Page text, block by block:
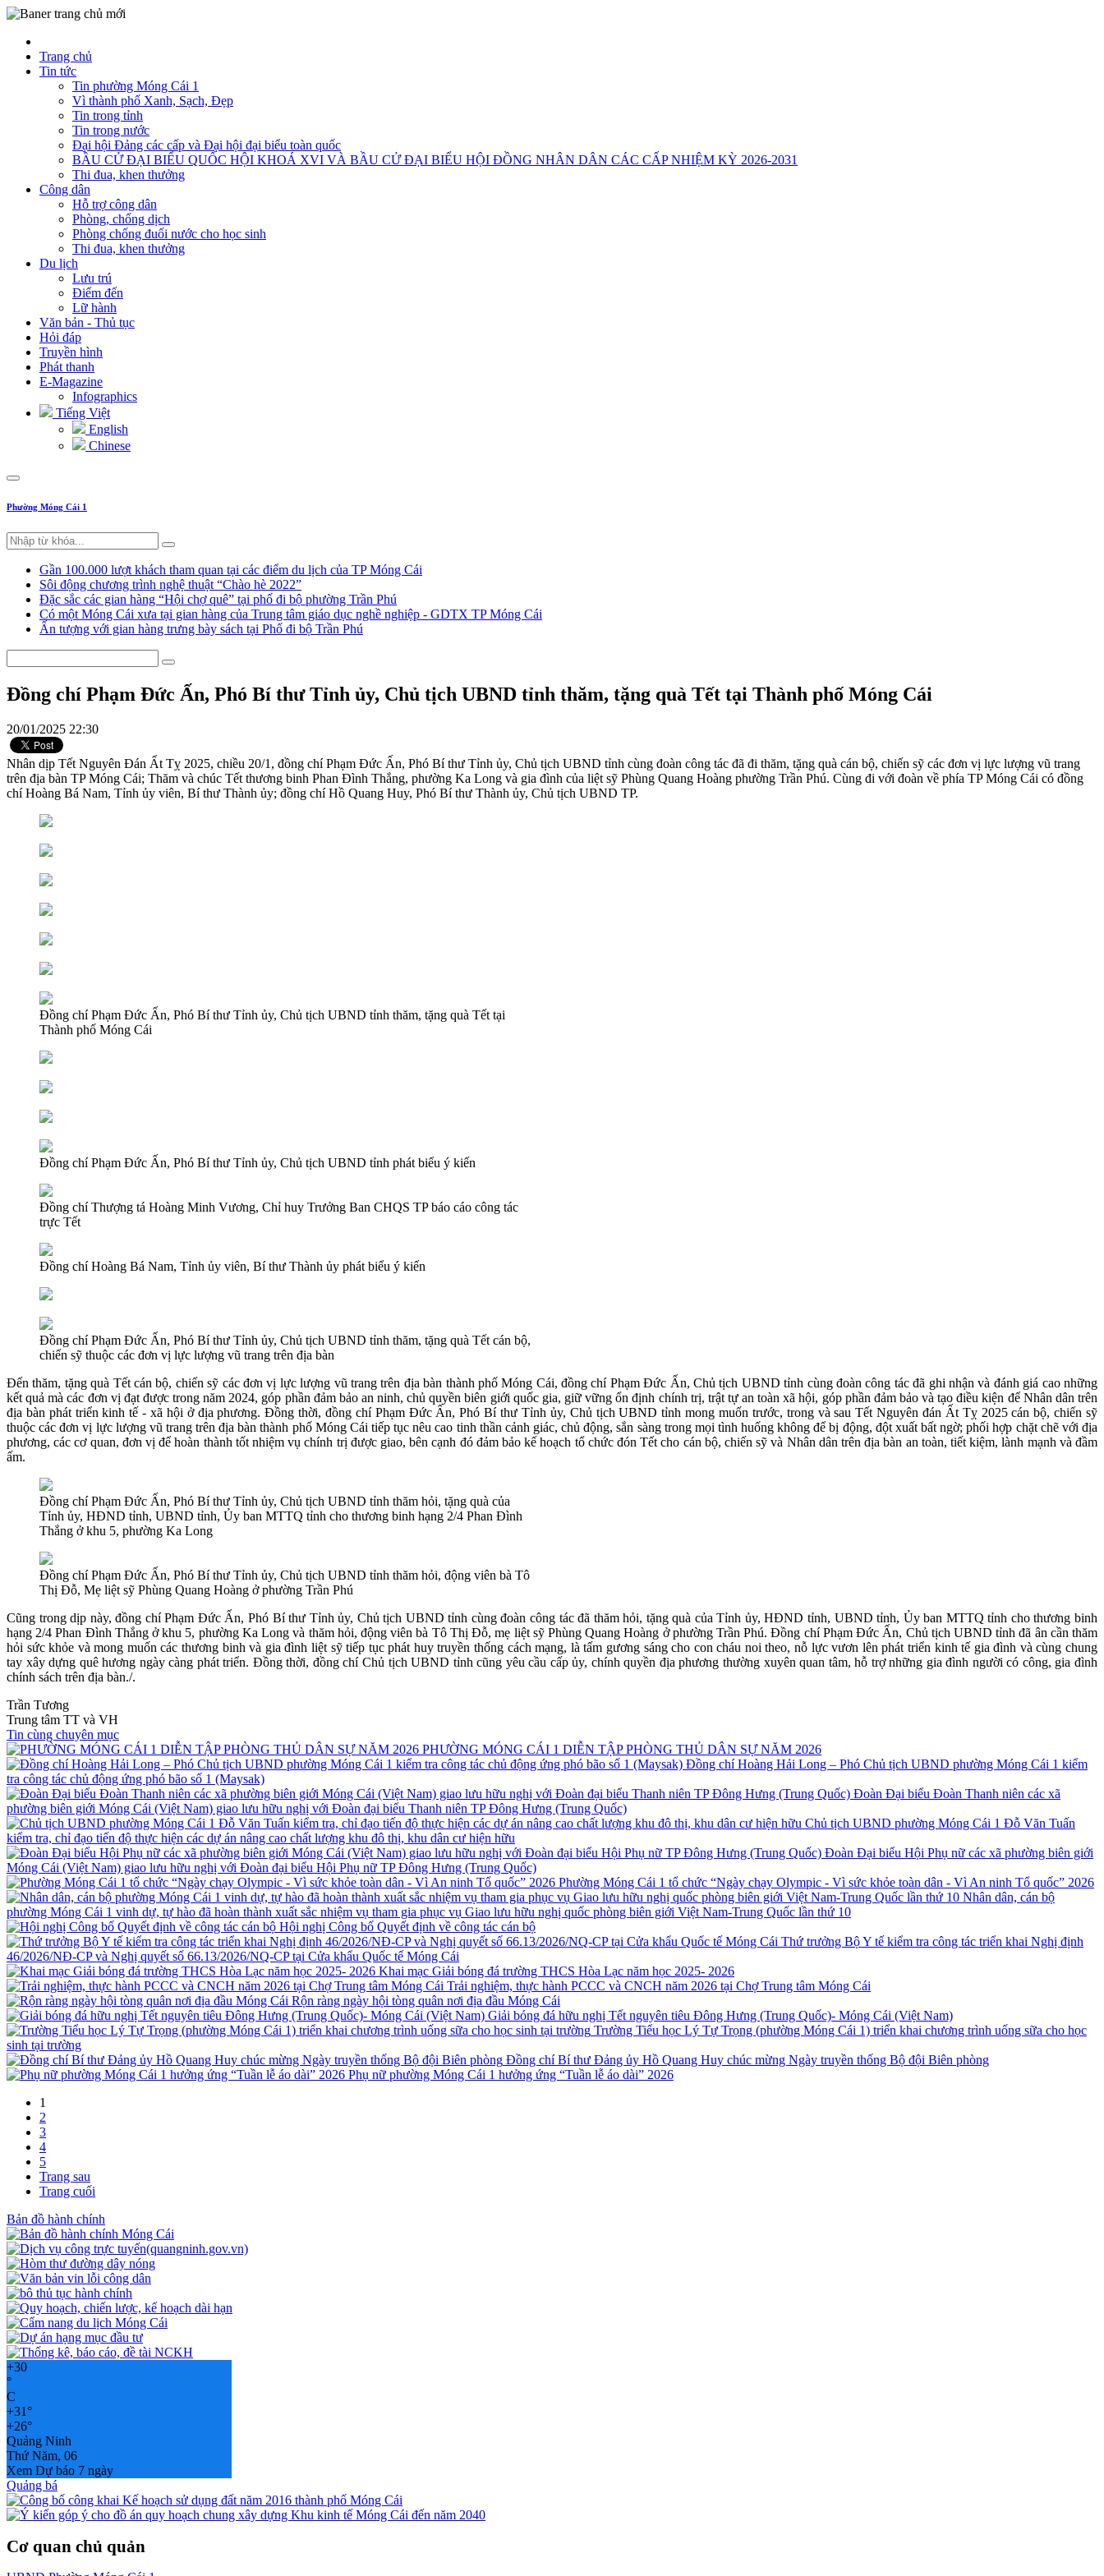
Trang chủ
Tin tức
Tin phường Móng Cái 1
Vì thành phố Xanh, Sạch, Đẹp
Tin trong tỉnh
Tin trong nước
Đại hội Đảng các cấp và Đại hội đại biểu toàn quốc
BẦU CỬ ĐẠI BIỂU QUỐC HỘI KHOÁ XVI VÀ BẦU CỬ ĐẠI BIỂU HỘI ĐỒNG NHÂN DÂN CÁC CẤP NHIỆM KỲ 2026-2031
Thi đua, khen thưởng
Công dân
Hỗ trợ công dân
Phòng, chống dịch
Phòng chống đuối nước cho học sinh
Thi đua, khen thưởng
Du lịch
Lưu trú
Điểm đến
Lữ hành
Văn bản - Thủ tục
Hỏi đáp
Truyền hình
Phát thanh
E-Magazine
Infographics
Tiếng Việt
English
Chinese
Phường Móng Cái 1
Gần 100.000 lượt khách tham quan tại các điểm du lịch của TP Móng Cái
Sôi động chương trình nghệ thuật “Chào hè 2022”
Đặc sắc các gian hàng “Hội chợ quê” tại phố đi bộ phường Trần Phú
Có một Móng Cái xưa tại gian hàng của Trung tâm giáo dục nghề nghiệp - GDTX TP Móng Cái
Ấn tượng với gian hàng trưng bày sách tại Phố đi bộ Trần Phú
Đồng chí Phạm Đức Ấn, Phó Bí thư Tỉnh ủy, Chủ tịch UBND tỉnh thăm, tặng quà Tết tại Thành phố Móng Cái
20/01/2025 22:30
Nhân dịp Tết Nguyên Đán Ất Tỵ 2025, chiều 20/1, đồng chí Phạm Đức Ấn, Phó Bí thư Tỉnh ủy, Chủ tịch UBND tỉnh cùng đoàn công tác đã đi thăm, tặng quà cán bộ, chiến sỹ các đơn vị lực lượng vũ trang
trên địa bàn TP Móng Cái; Thăm và chúc Tết thương binh Phan Đình Thắng, phường Ka Long và gia đình của liệt sỹ Phùng Quang Hoàng phường Trần Phú. Cùng đi với đoàn về phía TP Móng Cái có đồng
chí Hoàng Bá Nam, Tỉnh ủy viên, Bí thư Thành ủy; đồng chí Hồ Quang Huy, Phó Bí thư Thành ủy, Chủ tịch UBND TP.
Đồng chí Phạm Đức Ấn, Phó Bí thư Tỉnh ủy, Chủ tịch UBND tỉnh thăm, tặng quà Tết tại
Thành phố Móng Cái
Đồng chí Phạm Đức Ấn, Phó Bí thư Tỉnh ủy, Chủ tịch UBND tỉnh phát biểu ý kiến
Đồng chí Thượng tá Hoàng Minh Vương, Chỉ huy Trưởng Ban CHQS TP báo cáo công tác
trực Tết
Đồng chí Hoàng Bá Nam, Tỉnh ủy viên, Bí thư Thành ủy phát biểu ý kiến
Đồng chí Phạm Đức Ấn, Phó Bí thư Tỉnh ủy, Chủ tịch UBND tỉnh thăm, tặng quà Tết cán bộ,
chiến sỹ thuộc các đơn vị lực lượng vũ trang trên địa bàn
Đến thăm, tặng quà Tết cán bộ, chiến sỹ các đơn vị lực lượng vũ trang trên địa bàn thành phố Móng Cái, đồng chí Phạm Đức Ấn, Chủ tịch UBND tỉnh cùng đoàn công tác đã ghi nhận và đánh giá cao những
kết quả mà các đơn vị đạt được trong năm 2024, góp phần đảm bảo an ninh, chủ quyền biên giới quốc gia, giữ vững ổn định chính trị, trật tự an toàn xã hội, góp phần đảm bảo và tạo điều kiện để Nhân dân trên
địa bàn phát triển kinh tế - xã hội ở địa phương. Đồng thời, đồng chí Phạm Đức Ấn, Phó Bí thư Tỉnh ủy, Chủ tịch UBND tỉnh mong muốn trước, trong và sau Tết Nguyên đán Ất Tỵ 2025 cán bộ, chiến sỹ
thuộc các đơn vị lực lượng vũ trang trên địa bàn thành phố Móng Cái tiếp tục nêu cao tinh thần cảnh giác, chủ động, sắn sàng trong mọi tình huống không để bị động, đột xuất bất ngờ; phối hợp chặt chẽ với địa
phương, các cơ quan, đơn vị để hoàn thành tốt nhiệm vụ chính trị được giao, bên cạnh đó đảm bảo kế hoạch tổ chức đón Tết cho cán bộ, chiến sỹ và Nhân dân trên địa bàn an toàn, tiết kiệm, lành mạnh và đầm
ấm.
Đồng chí Phạm Đức Ấn, Phó Bí thư Tỉnh ủy, Chủ tịch UBND tỉnh thăm hỏi, tặng quà của
Tỉnh ủy, HĐND tỉnh, UBND tỉnh, Ủy ban MTTQ tỉnh cho thương binh hạng 2/4 Phan Đình
Thắng ở khu 5, phường Ka Long
Đồng chí Phạm Đức Ấn, Phó Bí thư Tỉnh ủy, Chủ tịch UBND tỉnh thăm hỏi, động viên bà Tô
Thị Đỗ, Mẹ liệt sỹ Phùng Quang Hoàng ở phường Trần Phú
Cũng trong dịp này, đồng chí Phạm Đức Ấn, Phó Bí thư Tỉnh ủy, Chủ tịch UBND tỉnh cùng đoàn công tác đã thăm hỏi, tặng quà của Tỉnh ủy, HĐND tỉnh, UBND tỉnh, Ủy ban MTTQ tỉnh cho thương binh
hạng 2/4 Phan Đình Thắng ở khu 5, phường Ka Long và thăm hỏi, động viên bà Tô Thị Đỗ, mẹ liệt sỹ Phùng Quang Hoàng ở phường Trần Phú. Đồng chí Phạm Đức Ấn, Chủ tịch UBND tỉnh đã ân cần thăm
hỏi sức khỏe và mong muốn các thương binh và gia đình liệt sỹ tiếp tục phát huy truyền thống cách mạng, là tấm gương sáng cho con cháu noi theo, nỗ lực vươn lên phát triển kinh tế gia đình và cùng chung
tay xây dựng quê hương ngày càng phát triển. Đồng thời, đồng chí Chủ tịch UBND tỉnh cũng yêu cầu cấp ủy, chính quyền địa phương thường xuyên quan tâm, hỗ trợ những gia đình người có công, gia đình
chính sách trên địa bàn./.
Trần Tương
Trung tâm TT và VH
Tin cùng chuyên mục
PHƯỜNG MÓNG CÁI 1 DIỄN TẬP PHÒNG THỦ DÂN SỰ NĂM 2026
Đồng chí Hoàng Hải Long – Phó Chủ tịch UBND phường Móng Cái 1 kiểm
tra công tác chủ động ứng phó bão số 1 (Maysak)
Đoàn Đại biểu Đoàn Thanh niên các xã
phường biên giới Móng Cái (Việt Nam) giao lưu hữu nghị với Đoàn đại biểu Thanh niên TP Đông Hưng (Trung Quốc)
Chủ tịch UBND phường Móng Cái 1 Đỗ Văn Tuấn
kiểm tra, chỉ đạo tiến độ thực hiện các dự án nâng cao chất lượng khu đô thị, khu dân cư hiện hữu
Đoàn Đại biểu Hội Phụ nữ các xã phường biên giới
Móng Cái (Việt Nam) giao lưu hữu nghị với Đoàn đại biểu Hội Phụ nữ TP Đông Hưng (Trung Quốc)
Phường Móng Cái 1 tổ chức “Ngày chạy Olympic - Vì sức khỏe toàn dân - Vì An ninh Tổ quốc” 2026
Nhân dân, cán bộ
phường Móng Cái 1 vinh dự, tự hào đã hoàn thành xuất sắc nhiệm vụ tham gia phục vụ Giao lưu hữu nghị quốc phòng biên giới Việt Nam-Trung Quốc lần thứ 10
Hội nghị Công bố Quyết định về công tác cán bộ
Thứ trưởng Bộ Y tế kiểm tra công tác triển khai Nghị định
46/2026/NĐ-CP và Nghị quyết số 66.13/2026/NQ-CP tại Cửa khẩu Quốc tế Móng Cái
Khai mạc Giải bóng đá trường THCS Hòa Lạc năm học 2025- 2026
Trải nghiệm, thực hành PCCC và CNCH năm 2026 tại Chợ Trung tâm Móng Cái
Rộn ràng ngày hội tòng quân nơi địa đầu Móng Cái
Giải bóng đá hữu nghị Tết nguyên tiêu Đông Hưng (Trung Quốc)- Móng Cái (Việt Nam)
Trường Tiểu học Lý Tự Trọng (phường Móng Cái 1) triển khai chương trình uống sữa cho học
sinh tại trường
Đồng chí Bí thư Đảng ủy Hồ Quang Huy chúc mừng Ngày truyền thống Bộ đội Biên phòng
Phụ nữ phường Móng Cái 1 hưởng ứng “Tuần lễ áo dài” 2026
1
2
3
4
5
Trang sau
Trang cuối
Bản đồ hành chính
+30
°
C
+31°
+26°
Quảng Ninh
Thứ Năm, 06
Xem Dự báo 7 ngày
Quảng bá
Cơ quan chủ quản